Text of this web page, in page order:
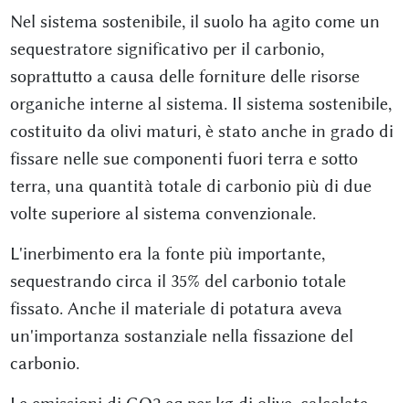
Nel sistema sostenibile, il suolo ha agito come un
sequestratore significativo per il carbonio,
soprattutto a causa delle forniture delle risorse
organiche interne al sistema. Il sistema sostenibile,
costituito da olivi maturi, è stato anche in grado di
fissare nelle sue componenti fuori terra e sotto
terra, una quantità totale di carbonio più di due
volte superiore al sistema convenzionale.
L'inerbimento era la fonte più importante,
sequestrando circa il 35% del carbonio totale
fissato. Anche il materiale di potatura aveva
un'importanza sostanziale nella fissazione del
carbonio.